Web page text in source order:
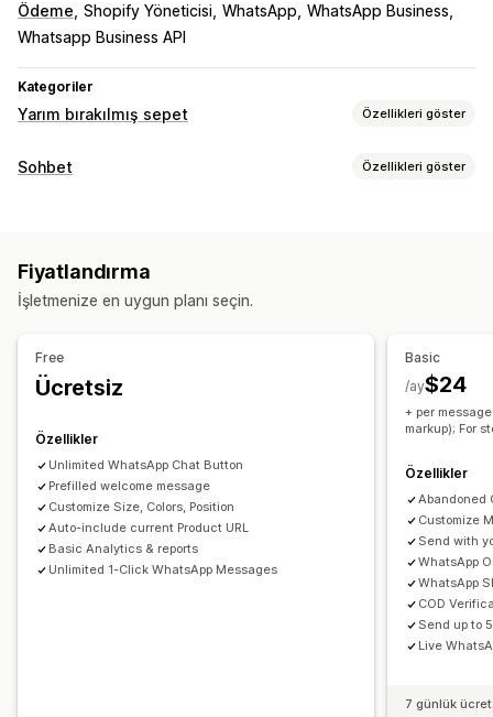
Ödeme Shopify Yöneticisi WhatsApp WhatsApp Business
Whatsapp Business API
Kategoriler
Yarım bırakılmış sepet Özellikleri göster
Sepet kurtarma
Görüntüleme seçenekleri
Şablonlar
Hedefleme kuralları
Sohbet Özellikleri göster
Otomatik yanıtlar
Değerlendirme talepleri
Özelleştirme
Renk ve yazı tipi Sohbet penceresi
Hoş geldiniz mesajları
Sohbet düğmeleri Sohbet akışları
Fiyatlandırma
İşletmenize en uygun planı seçin.
Free
Ücretsiz
Özellikler
Unlimited WhatsApp Chat Button
Prefilled welcome message
Customize Size, Colors, Position
Auto-include current Product URL
Basic Analytics & reports
Unlimited 1-Click WhatsApp Messages
Basic
$24
/ay
+ per
markup); For
Özellikler
Abandoned
Customize
Send with
WhatsApp
WhatsApp
COD
Send up to
Live
7 günlük